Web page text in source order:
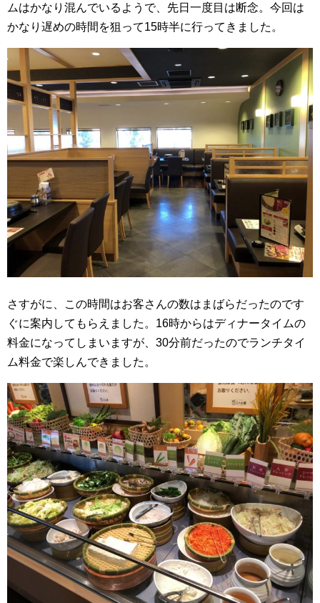
ムはかなり混んでいるようで、先日一度目は断念。今回は
かなり遅めの時間を狙って15時半に行ってきました。
さすがに、この時間はお客さんの数はまばらだったのです
ぐに案内してもらえました。16時からはディナータイムの
料金になってしまいますが、30分前だったのでランチタイ
ム料金で楽しんできました。